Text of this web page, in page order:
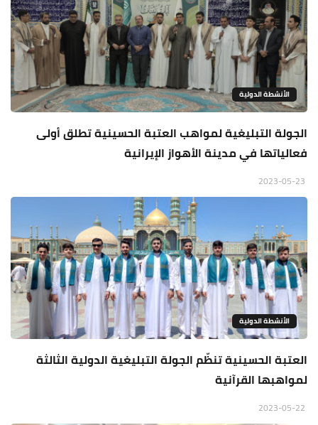
الأنشطة الدولية
الجولة التبليغية لمواهب العتبة الحسينية تطلق أولى
فعالياتها في مدينة الأهواز الإيرانية
الأنشطة الدولية
العتبة الحسينية تنظّم الجولة التبليغية الدولية الثالثة
لمواهبها القرآنية